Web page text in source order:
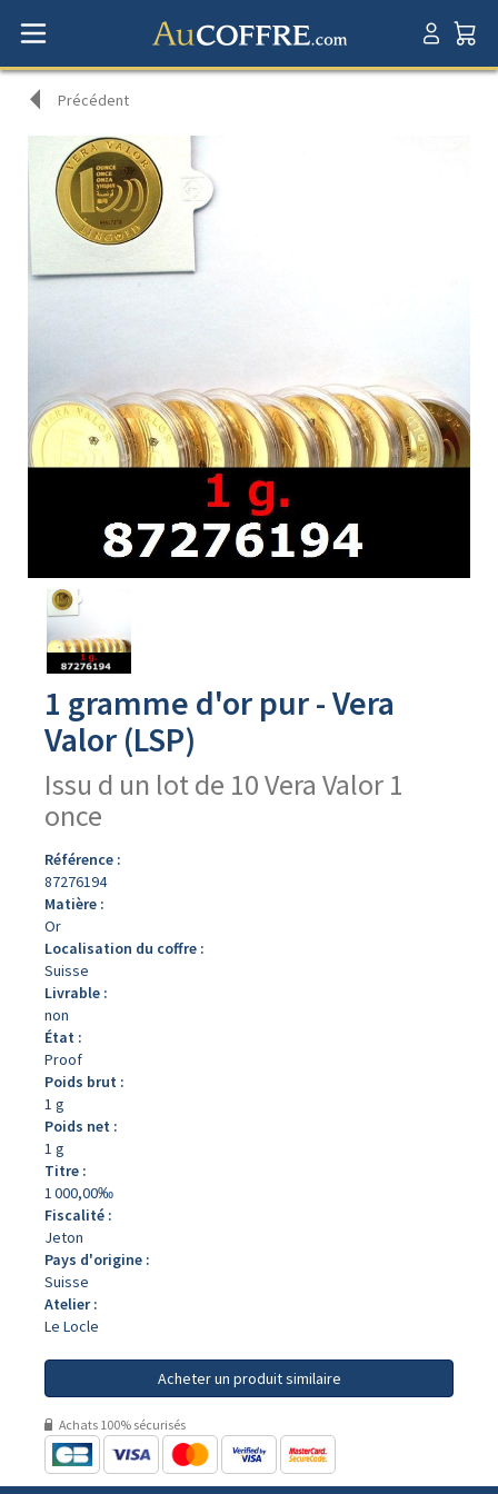
Précédent
Avers
produit
1 gramme d'or pur - Vera
Valor (LSP)
Issu d un lot de 10 Vera Valor 1
once
Référence :
87276194
Matière :
Or
Localisation du coffre :
Suisse
Livrable :
non
État :
Proof
Poids brut :
1 g
Poids net :
1 g
Titre :
1 000,00‰
Fiscalité :
Jeton
Pays d'origine :
Suisse
Atelier :
Le Locle
Acheter un produit similaire
Achats 100% sécurisés